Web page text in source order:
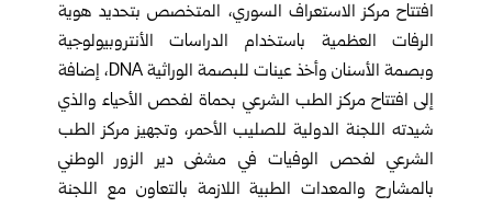
افتتاح مركز الاستعراف السوري، المتخصص بتحديد هوية
الرفات العظمية باستخدام الدراسات الأنتروبيولوجية
وبصمة الأسنان وأخذ عينات للبصمة الوراثية DNA، إضافة
إلى افتتاح مركز الطب الشرعي بحماة لفحص الأحياء والذي
شيدته اللجنة الدولية للصليب الأحمر، وتجهيز مركز الطب
الشرعي لفحص الوفيات في مشفى دير الزور الوطني
بالمشارح والمعدات الطبية اللازمة بالتعاون مع اللجنة